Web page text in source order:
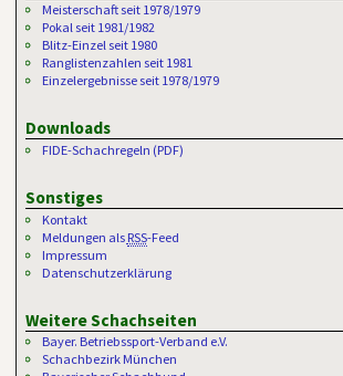
Meisterschaft seit 1978/1979
Pokal seit 1981/1982
Blitz-Einzel seit 1980
Ranglistenzahlen seit 1981
Einzelergebnisse seit 1978/1979
Downloads
FIDE-Schachregeln (PDF)
Sonstiges
Kontakt
Meldungen als RSS-Feed
Impressum
Datenschutzerklärung
Weitere Schachseiten
Bayer. Betriebssport-Verband e.V.
Schachbezirk München